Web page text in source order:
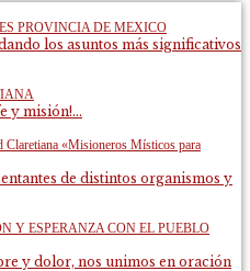
PROVINCIA DE MEXICO
los asuntos más significativos
y misión!...
Claretiana «Misioneros Místicos para
de distintos organismos y
Y ESPERANZA CON EL PUEBLO
y dolor, nos unimos en oración